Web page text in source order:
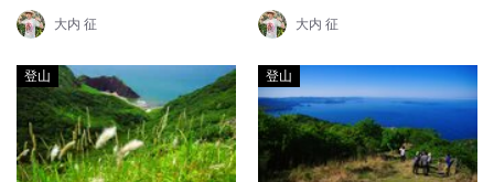
大内 征 大内 征
登山 登山